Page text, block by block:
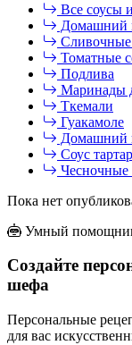
Все соусы
Домашний
Сливочные
Томатные
Подлива
Маринады
Ткемали
Гуакамоле
Домашний
Соус тартар
Чесночные
Пока нет
Умный
Создайте
шефа
Персональные
для вас